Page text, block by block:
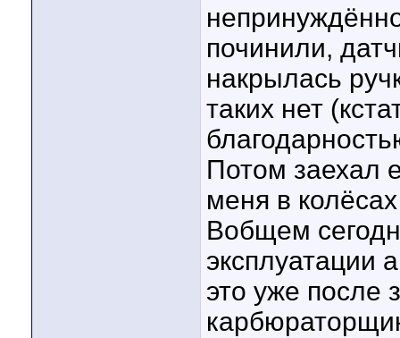
починили,
накрылась
таких нет
Потом заехал
меня в
Вобщем
эксплуатации
это уже после